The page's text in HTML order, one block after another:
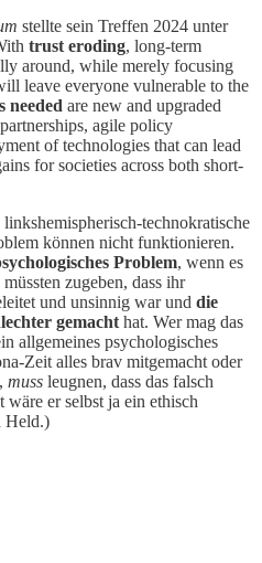
stellte sein Treffen 2024 unter
trust eroding, long-term
around, while merely focusing
leave everyone vulnerable to the
needed are new and upgraded
agile policy
of technologies that can lead
for societies across both short-
technokratische
können nicht funktionieren.
Problem, wenn es
zugeben, dass ihr
und unsinnig war und die
gemacht hat. Wer mag das
allgemeines psychologisches
Zeit alles brav mitgemacht oder
muss leugnen, dass das falsch
wäre er selbst ja ein ethisch
Held.)